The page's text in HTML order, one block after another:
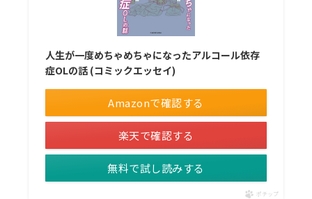
人生が一度めちゃめちゃになったアルコール依存
症OLの話 (コミックエッセイ)
Amazonで確認する
楽天で確認する
無料で試し読みする
ポチップ